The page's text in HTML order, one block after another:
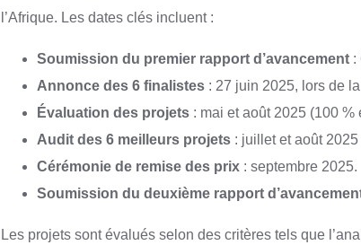
l’Afrique. Les dates clés incluent :
Soumission du premier rapport d’avancement :
Annonce des 6 finalistes : 27 juin 2025, lors de
Évaluation des projets : mai et août 2025 (100 %
Audit des 6 meilleurs projets : juillet et août
Cérémonie de remise des prix : septembre 2025.
Soumission du deuxième rapport
Les projets sont évalués selon des critères tels que